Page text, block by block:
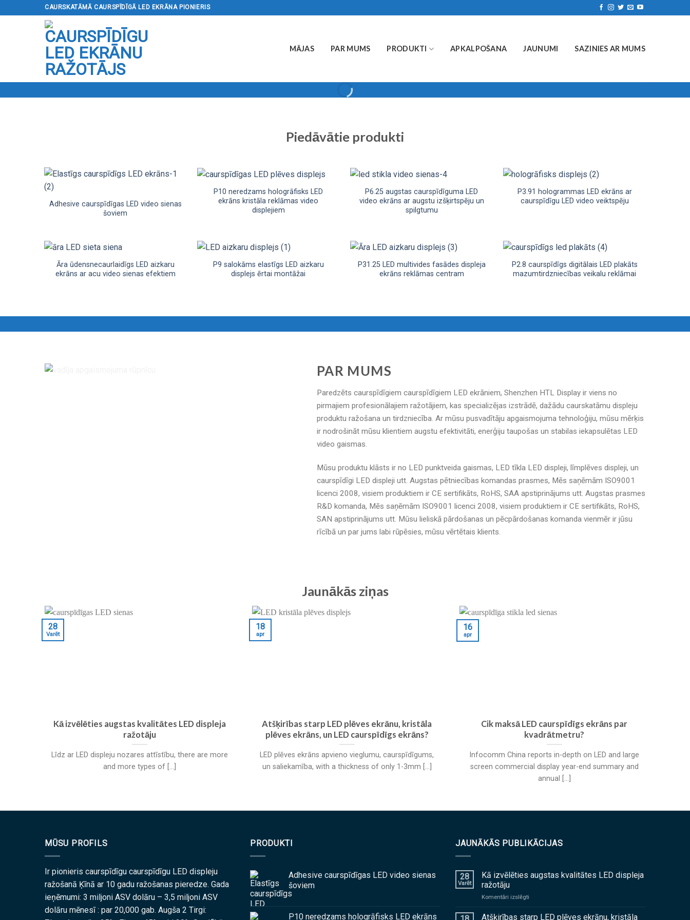
uz
CAURSKATĀMĀ CAURSPĪDĪGĀ LED EKRĀNA PIONIERIS
MĀJAS PAR MUMS PRODUKTI APKALPOŠANA JAUNUMI SAZINIES AR MUMS
Piedāvātie produkti
Adhesive caurspīdīgas LED video sienas
šoviem
P10 neredzams hologrāfisks LED
ekrāns kristāla reklāmas video
displejiem
P6.25 augstas caurspīdīguma LED
video ekrāns ar augstu izšķirtspēju un
spilgtumu
P3.91 hologrammas LED ekrāns ar
caurspīdīgu LED video veiktspēju
Āra ūdensnecaurlaidīgs LED aizkaru
ekrāns ar acu video sienas efektiem
P9 salokāms elastīgs LED aizkaru
displejs ērtai montāžai
P31.25 LED multivides fasādes displeja
ekrāns reklāmas centram
P2.8 caurspīdīgs digitālais LED plakāts
mazumtirdzniecības veikalu reklāmai
PAR MUMS
Paredzēts caurspīdīgiem caurspīdīgiem LED ekrāniem, Shenzhen HTL Display ir viens no
pirmajiem profesionālajiem ražotājiem, kas specializējas izstrādē, dažādu caurskatāmu displeju
produktu ražošana un tirdzniecība. Ar mūsu pusvadītāju apgaismojuma tehnoloģiju, mūsu mērķis
ir nodrošināt mūsu klientiem augstu efektivitāti, enerģiju taupošas un stabilas iekapsulētas LED
video gaismas.
Mūsu produktu klāsts ir no LED punktveida gaismas, LED tīkla LED displeji, līmplēves displeji, un
caurspīdīgi LED displeji utt. Augstas pētniecības komandas prasmes, Mēs saņēmām ISO9001
licenci 2008, visiem produktiem ir CE sertifikāts, RoHS, SAA apstiprinājums utt. Augstas prasmes
R&D komanda, Mēs saņēmām ISO9001 licenci 2008, visiem produktiem ir CE sertifikāts, RoHS,
SAN apstiprinājums utt. Mūsu lieliskā pārdošanas un pēcpārdošanas komanda vienmēr ir jūsu
rīcībā un par jums labi rūpēsies, mūsu vērtētais klients.
Jaunākās ziņas
Kā izvēlēties augstas kvalitātes LED displeja
ražotāju
Līdz ar LED displeju nozares attīstību, there are more
and more types of[...]
28
Varēt
Atšķirības starp LED plēves ekrānu, kristāla
plēves ekrāns, un LED caurspīdīgs ekrāns?
LED plēves ekrāns apvieno vieglumu, caurspīdīgums,
un saliekamība, with a thickness of only 1-3mm [...]
18
apr
Cik maksā LED caurspīdīgs ekrāns par
kvadrātmetru?
Infocomm China reports in-depth on LED and large
screen commercial display year-end summary and
annual
[...]
16
apr
MŪSU PROFILS
Ir pionieris caurspīdīgu caurspīdīgu LED displeju
ražošanā Ķīnā ar 10 gadu ražošanas pieredze. Gada
ieņēmumi: 3 miljoni ASV dolāru – 3,5 miljoni ASV
dolāru mēnesī : par 20,000 gab. Augša 2 Tirgi:
PRODUKTI
Adhesive caurspīdīgas LED video sienas
šoviem
P10 neredzams hologrāfisks LED ekrāns
JAUNĀKĀS PUBLIKĀCIJAS
28
Varēt
Kā izvēlēties augstas kvalitātes LED displeja
ražotāju
Komentāri izslēgtiieslēgts
izvēlēties
Atšķirības starp LED plēves ekrānu, kristāla